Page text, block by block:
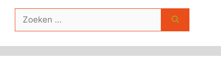
naar: